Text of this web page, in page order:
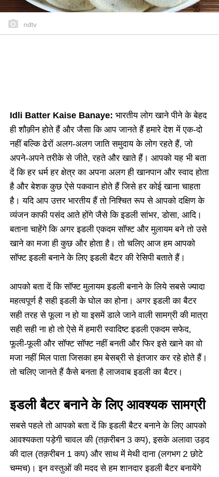
ndtv
Idli Batter Kaise Banaye: भारतीय लोग खाने पीने के बेहद
ही शौक़ीन होते हैं और जैसा कि आप जानते हैं हमारे देश में एक-दो
नहीं बल्कि ढेरों अलग-अलग जाति समुदाय के लोग रहते हैं, जो
अपने-अपने तरीके से जीते, रहते और खाते हैं। आपको यह भी बता
दें कि हर धर्म हर क्षेत्र का अपना अलग ही खानपान और स्वाद होता
है और बेशक कुछ ऐसे पकवान होते हैं जिसे हर कोई खाना चाहता
है। यदि आप उत्तर भारतीय हैं तो निश्चित रूप से आपको दक्षिण के
व्यंजन काफी पसंद आते होंगे जैसे कि इडली सांभर, डोसा, आदि।
बताना चाहेंगे कि अगर इडली एकदम सॉफ्ट और मुलायम बने तो उसे
खाने का मजा ही कुछ और होता है। तो चलिए आज हम आपको
सॉफ्ट इडली बनाने के लिए इडली बैटर की रेसिपी बताते हैं।
आपको बता दें कि सॉफ्ट मुलायम इडली बनाने के लिये सबसे ज्यादा
महत्वपूर्ण है सही इडली के घोल का होना। अगर इडली का बैटर
सही तरह से फूला न हो या इसमें डाले जाने वाली सामग्री की मात्रा
सही सही ना हो तो ऐसे में हमारी स्वादिष्ट इडली एकदम सफेद,
फूली-फूली और सॉफ्ट सॉफ्ट नहीं बनती और फिर इसे खाने का वो
मजा नहीं मिल पाता जिसका हम बेसब्री से इंतजार कर रहे होते हैं।
तो चलिए जानते हैं कैसे बनता है लाजवाब इडली का बैटर।
इडली बैटर बनाने के लिए आवश्यक सामग्री
सबसे पहले तो आपको बता दें कि इडली बैटर बनाने के लिए आपको
आवश्यकता पड़ेगी चावल की (तक़रीबन 3 कप), इसके अलावा उड़द
की दाल (तक़रीबन 1 कप) और साथ में मेथी दाना (लगभग 2 छोटे
चम्मच)। इन वस्तुओं की मदद से हम शानदार इडली बैटर बनायेंगे